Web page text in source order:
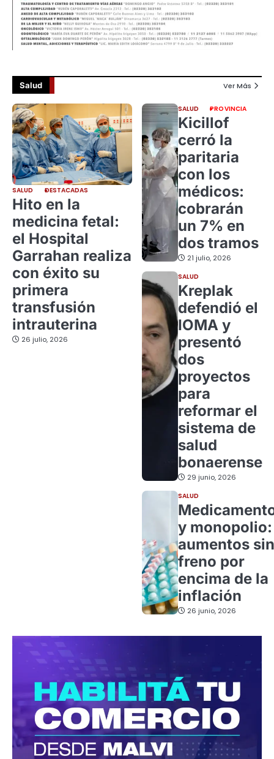
Salud Ver Más
SALUD DESTACADAS
Hito en la
medicina fetal:
el Hospital
Garrahan realiza
con éxito su
primera
transfusión
intrauterina
26 julio, 2026
SALUD PROVINCIA
Kicillof
cerró la
paritaria
con los
médicos:
cobrarán
un 7% en
dos tramos
21 julio, 2026
SALUD
Kreplak
defendió el
IOMA y
presentó
dos
proyectos
para
reformar el
sistema de
salud
bonaerense
29 junio, 2026
SALUD
y monopolio:
aumentos sin
freno por
encima de la
inflación
26 junio, 2026